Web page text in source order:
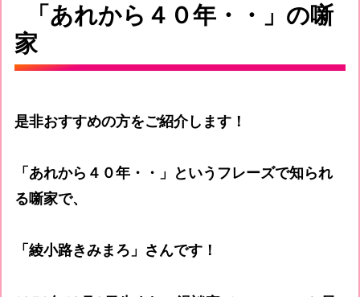
「あれから４０年・・」の噺
家
是非おすすめの方をご紹介します！
「あれから４０年・・」というフレーズで知られ
る噺家で、
「綾小路きみまろ 」さんです！